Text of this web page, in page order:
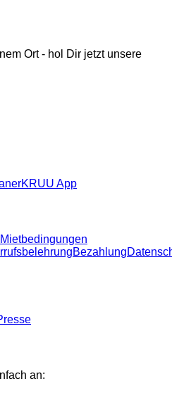
Ort - hol Dir jetzt unsere
KRUU App
Bezahlung
an: